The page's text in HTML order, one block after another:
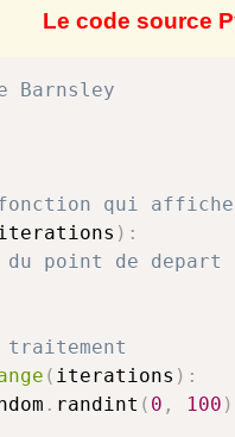
Le code source
Barnsley
qui
) :
point de depart
traitement
( iterations ) :
. randint ( 0 , 100 )